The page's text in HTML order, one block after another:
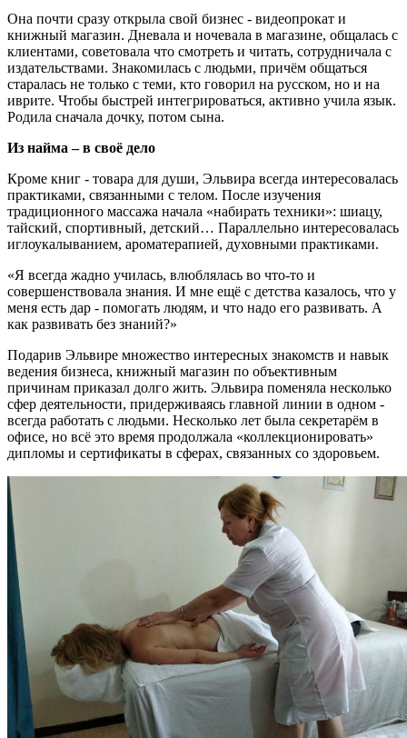
Она почти сразу открыла свой бизнес - видеопрокат и
книжный магазин. Дневала и ночевала в магазине, общалась с
клиентами, советовала что смотреть и читать, сотрудничала с
издательствами. Знакомилась с людьми, причём общаться
старалась не только с теми, кто говорил на русском, но и на
иврите. Чтобы быстрей интегрироваться, активно учила язык.
Родила сначала дочку, потом сына.
Из найма – в своё дело
Кроме книг - товара для души, Эльвира всегда интересовалась
практиками, связанными с телом. После изучения
традиционного массажа начала «набирать техники»: шиацу,
тайский, спортивный, детский… Параллельно интересовалась
иглоукалыванием, ароматерапией, духовными практиками.
«Я всегда жадно училась, влюблялась во что-то и
совершенствовала знания. И мне ещё с детства казалось, что у
меня есть дар - помогать людям, и что надо его развивать. А
как развивать без знаний?»
Подарив Эльвире множество интересных знакомств и навык
ведения бизнеса, книжный магазин по объективным
причинам приказал долго жить. Эльвира поменяла несколько
сфер деятельности, придерживаясь главной линии в одном -
всегда работать с людьми. Несколько лет была секретарём в
офисе, но всё это время продолжала «коллекционировать»
дипломы и сертификаты в сферах, связанных со здоровьем.